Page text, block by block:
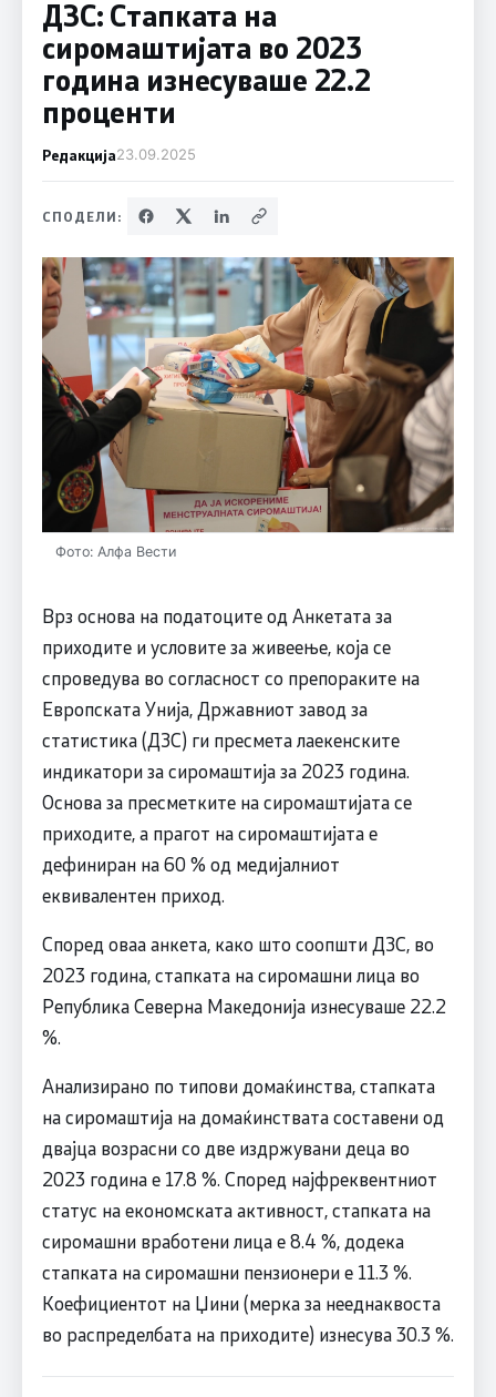
ДЗС: Стапката на
сиромаштијата во 2023
година изнесуваше 22.2
проценти
Редакција23.09.2025
СПОДЕЛИ:
Фото: Алфа Вести
Врз основа на податоците од Анкетата за
приходите и условите за живеење, која се
спроведува во согласност со препораките на
Европската Унија, Државниот завод за
статистика (ДЗС) ги пресмета лаекенските
индикатори за сиромаштија за 2023 година.
Основа за пресметките на сиромаштијата се
приходите, а прагот на сиромаштијата е
дефиниран на 60 % од медијалниот
еквивалентен приход.
Според оваа анкета, како што соопшти ДЗС, во
2023 година, стапката на сиромашни лица во
Република Северна Македонија изнесуваше 22.2
%.
Анализирано по типови домаќинства, стапката
на сиромаштија на домаќинствата составени од
двајца возрасни со две издржувани деца во
2023 година е 17.8 %. Според најфреквентниот
статус на економската активност, стапката на
сиромашни вработени лица е 8.4 %, додека
стапката на сиромашни пензионери е 11.3 %.
Коефициентот на Џини (мерка за нееднаквоста
во распределбата на приходите) изнесува 30.3 %.